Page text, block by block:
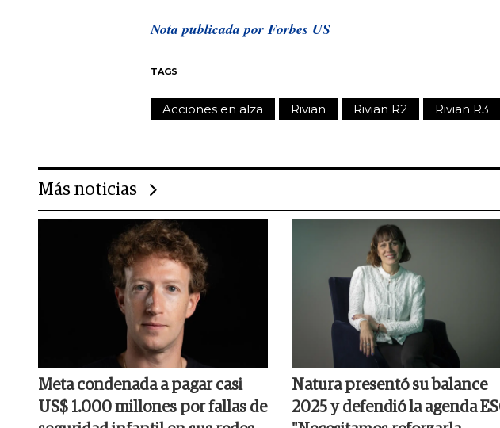
Nota publicada por Forbes US
TAGS
Acciones en alza Rivian Rivian R2 Rivian R3
Más noticias
Meta condenada a pagar casi
US$ 1.000 millones por fallas de
Natura presentó su balance
2025 y defendió la agenda